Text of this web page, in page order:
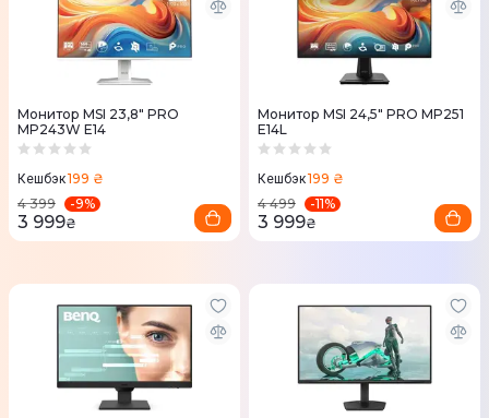
Монитор MSI 23,8" PRO
MP243W E14
Кешбэк199 ₴
4 399
-9%
3 999₴
Монитор MSI 24,5" PRO MP251
E14L
Кешбэк199 ₴
4 499
-11%
3 999₴